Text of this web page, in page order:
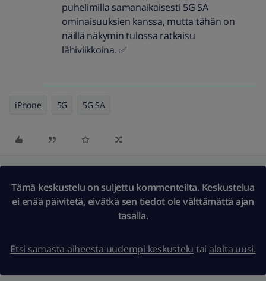
puhelimilla samanaikaisesti 5G SA
ominaisuuksien kanssa, mutta tähän on
näillä näkymin tulossa ratkaisu
lähiviikkoina. ✅
iPhone 5G 5G SA
Tämä keskustelu on suljettu kommenteilta. Keskustelua
ei enää päivitetä, eivätkä sen tiedot ole välttämättä ajan
tasalla.
Etsi samasta aiheesta uudempi keskustelu tai aloita uusi.